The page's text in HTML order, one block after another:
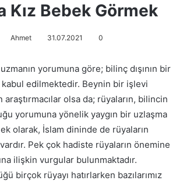
Kız Bebek Görmek
Ahmet 31.07.2021 0
yorumuna göre; bilinç dışının bir
kabul edilmektedir. Beynin bir işlevi
araştırmacılar olsa da; rüyaların, bilincin
yorumuna yönelik yaygın bir uzlaşma
olarak, İslam dininde de rüyaların
Pek çok hadiste rüyaların önemine
ilişkin vurgular bulunmaktadır.
birçok rüyayı hatırlarken bazılarımız
Arayın